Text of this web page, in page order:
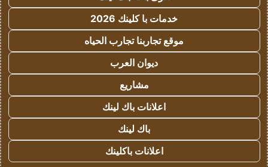
خدمات با كلينك 2026
موقع تجاربنا تجارب الحياه
ديوان العرب
مشاريع
اعلانات باك لينك
باك لينك
اعلانات باكلينك